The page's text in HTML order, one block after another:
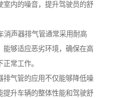
室内的噪音，提升驾驶员的舒
消声器排气管通常采用耐高
能够适应恶劣环境，确保在高
常工作。
排气管的应用不仅能够降低噪
提升车辆的整体性能和驾驶舒